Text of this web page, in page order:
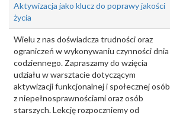
Aktywizacja jako klucz do poprawy jakości
życia
Wielu z nas doświadcza trudności oraz
ograniczeń w wykonywaniu czynności dnia
codziennego. Zapraszamy do wzięcia
udziału w warsztacie dotyczącym
aktywizacji funkcjonalnej i społecznej osób
z niepełnosprawnościami oraz osób
starszych. Lekcję rozpoczniemy od